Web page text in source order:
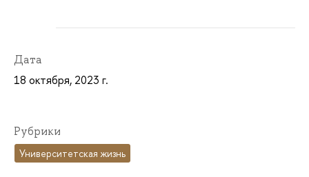
Дата
18 октября, 2023 г.
Рубрики
Университетская жизнь